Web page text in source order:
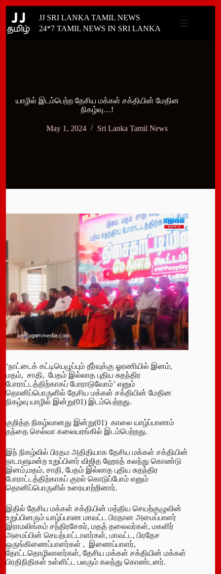
content
JJ SRI LANKA TAMIL NEWS
24*7 TAMIL NEWS IN SRI LANKA
யாழில் இடம்பெற்ற தேசிய மக்கள் சக்தியின் மேதின
நிகழ்வு…!
May 1, 2024 Sri Lanka Tamil News
‘நாட்டைக் கட்டியெழுப்பும் தீர்வுக்கு ஓரணியில் இனம்,
மதம், சாதி, பேதம் இல்லாத புதிய சுதந்திர
போராட்டத்திற்காகப் போராடுவோம்’ எனும்
தொனிப்பொருளில் தேசிய மக்கள் சக்தியின் மேதின
நிகழ்வு யாழில் இன்று(01) இடம்பெற்றது.
குறித்த நிகழ்வானது இன்று(01) காலை யாழ்ப்பாணம்
தந்தை செல்வா கலையரங்கில் இடம்பெற்றது.
இந் நிகழ்வில் பிரதம அதிதியாக தேசிய மக்கள் சக்தியின்
நாடாளுமன்ற உறுப்பினர் விஜித ஹேரத் கலந்து கொண்டு
இனம்,மதம், சாதி, பேதம் இல்லாத புதிய சுதந்திர
போராட்டத்திற்காகப் குரல் கொடுப்போம் எனும்
தொனிப்பொருளில் உரையாற்றினார்.
இதில் தேசிய மக்கள் சக்தியின் மத்திய செயற்குழுவின்
உறுப்பினரும் யாழ்ப்பாண மாவட்ட பிரதான அமைப்பாளர்
இராமலிங்கம் சந்திரசேகர், மதத் தலைவர்கள், மகளிர்
அமைப்பின் செயற்பாட்டாளர்கள், மாவட்ட, பிரதேச
ஒருங்கிணைப்பாளர்கள் , இணைப்பாளர்,
தோட்டதொழிலாளர்கள், தேசிய மக்கள் சக்தியின் மக்கள்
பிரதிநிதிகள் உள்ளிட்ட பலரும் கலந்து கொண்டனர்.